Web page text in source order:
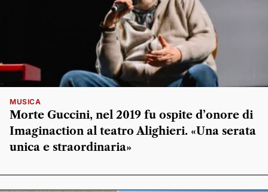
MUSICA
Morte Guccini, nel 2019 fu ospite d’onore di
Imaginaction al teatro Alighieri. «Una serata
unica e straordinaria»